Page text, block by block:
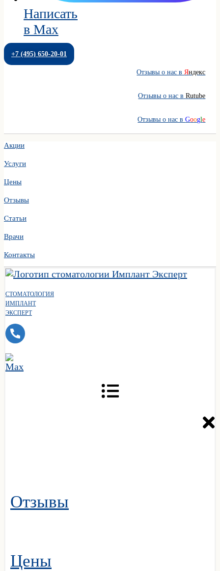
Написать
в Max
+7 (495) 650-20-01
Отзывы о нас вЯндекс
Отзывы о нас вRutube
Отзывы о нас вGoogle
Акции
Услуги
Цены
Отзывы
Статьи
Врачи
Контакты
СТОМАТОЛОГИЯ
ИМПЛАНТ
ЭКСПЕРТ
Отзывы
Цены